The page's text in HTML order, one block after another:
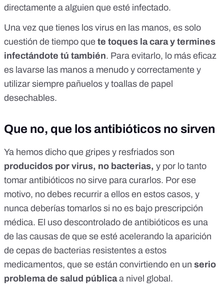
directamente a alguien que esté infectado.
Una vez que tienes los virus en las manos, es solo
cuestión de tiempo que te toques la cara y termines
infectándote tú también. Para evitarlo, lo más eficaz
es lavarse las manos a menudo y correctamente y
utilizar siempre pañuelos y toallas de papel
desechables.
Que no, que los antibióticos no sirven
Ya hemos dicho que gripes y resfriados son
producidos por virus, no bacterias, y por lo tanto
tomar antibióticos no sirve para curarlos. Por ese
motivo, no debes recurrir a ellos en estos casos, y
nunca deberías tomarlos si no es bajo prescripción
médica. El uso descontrolado de antibióticos es una
de las causas de que se esté acelerando la aparición
de cepas de bacterias resistentes a estos
medicamentos, que se están convirtiendo en un serio
problema de salud públicaa nivel global.